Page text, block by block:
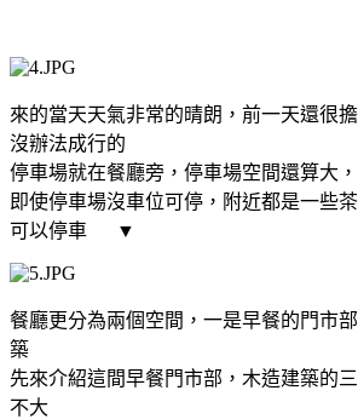
來的當天天氣非常的晴朗，前一天還很
沒辦法成行的
停車場就在餐廳旁，停車場空間還算大
即使停車場沒車位可停，附近都是一些
可以停車
▼
餐廳更分為兩個空間，一是早餐的門市
築
先來介紹這間早餐門市部，木造建築的
不大